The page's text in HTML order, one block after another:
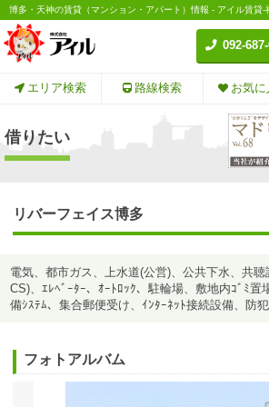
博多・天神の賃貸（マンション・アパート）情報 - アイル賃貸-
092-
エリア検索 路線検索 お気に
借りたい
リバーフェイス博多
電気、都市ガス、上水道(公営)、公共下水、共聴
CS)、ｴﾚﾍﾞｰﾀｰ、ｵｰﾄﾛｯｸ、駐輪場、敷地内ｺﾞﾐ置
備ｼｽﾃﾑ、集合郵便受け、ｲﾝﾀｰﾈｯﾄ接続設備、防
フォトアルバム